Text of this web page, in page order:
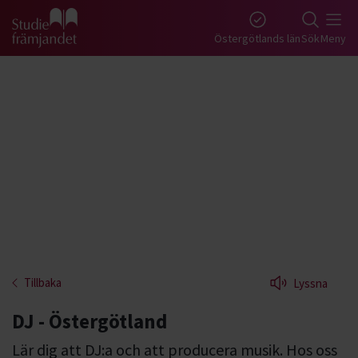
Gå till studiefrämjandets startsida Östergötlands länSökMeny
Tillbaka Lyssna
DJ - Östergötland
Lär dig att DJ:a och att producera musik. Hos oss